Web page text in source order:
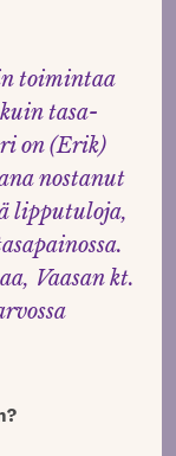
toimintaa
tasa-
on (Erik)
nostanut
lipputuloja,
Vaasan kt.